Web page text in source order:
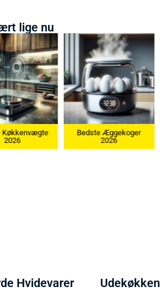
lige nu
Køkkenvægte
2026
Bedste Æggekoger
2026
Hvidevarer Udekøkken